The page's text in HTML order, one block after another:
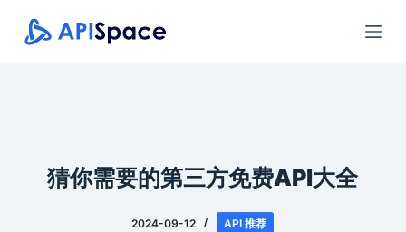
跳
过
猜你需要的第三方免费API大全
2024-09-12 API 推荐